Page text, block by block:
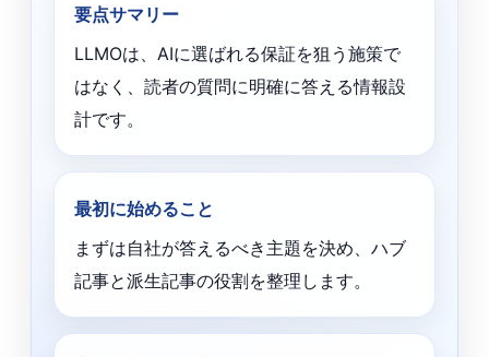
要点サマリー
LLMOは、AIに選ばれる保証を狙う施策で
はなく、読者の質問に明確に答える情報設
計です。
最初に始めること
まずは自社が答えるべき主題を決め、ハブ
記事と派生記事の役割を整理します。